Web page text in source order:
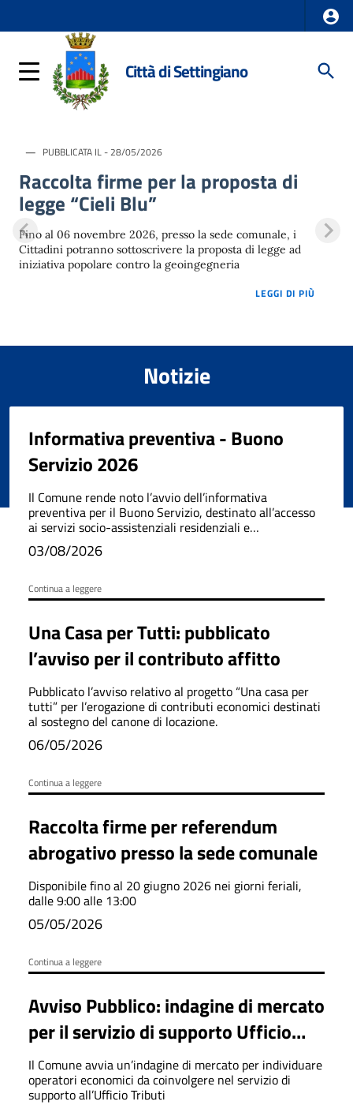
Città di Settingiano
PUBBLICATA IL - 28/05/2026
Raccolta firme per la proposta di
legge “Cieli Blu”
Fino al 06 novembre 2026, presso la sede comunale, i
Cittadini potranno sottoscrivere la proposta di legge ad
iniziativa popolare contro la geoingegneria
LEGGI DI PIÙ
Notizie
Informativa preventiva - Buono
Servizio 2026
Il Comune rende noto l’avvio dell’informativa
preventiva per il Buono Servizio, destinato all’accesso
ai servizi socio-assistenziali residenziali e
semiresidenziali.
03/08/2026
Continua a leggere
Una Casa per Tutti: pubblicato
l’avviso per il contributo affitto
Pubblicato l’avviso relativo al progetto “Una casa per
tutti” per l’erogazione di contributi economici destinati
al sostegno del canone di locazione.
06/05/2026
Continua a leggere
Raccolta firme per referendum
abrogativo presso la sede comunale
Disponibile fino al 20 giugno 2026 nei giorni feriali,
dalle 9:00 alle 13:00
05/05/2026
Continua a leggere
Avviso Pubblico: indagine di mercato
per il servizio di supporto Ufficio
Tributi del Comune di Settingiano
Il Comune avvia un’indagine di mercato per individuare
operatori economici da coinvolgere nel servizio di
supporto all’Ufficio Tributi